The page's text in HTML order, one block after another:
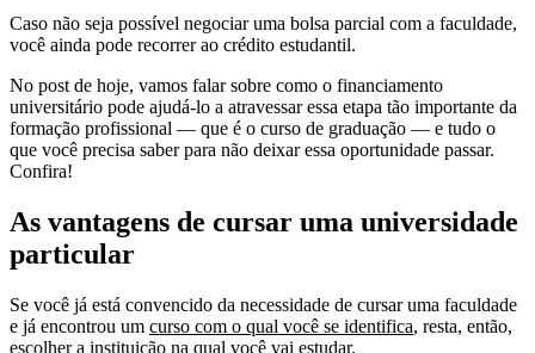
Caso não seja possível negociar uma bolsa parcial com a faculdade,
você ainda pode recorrer ao crédito estudantil.
No post de hoje, vamos falar sobre como o financiamento
universitário pode ajudá-lo a atravessar essa etapa tão importante da
formação profissional — que é o curso de graduação — e tudo o
que você precisa saber para não deixar essa oportunidade passar.
Confira!
As vantagens de cursar uma universidade
particular
Se você já está convencido da necessidade de cursar uma faculdade
e já encontrou um curso com o qual você se identifica, resta, então,
escolher a instituição na qual você vai estudar.